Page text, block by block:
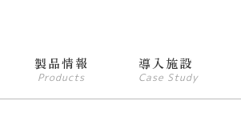
製品情報
Products
導入施設
Case Study